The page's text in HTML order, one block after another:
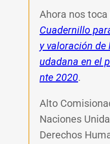
Ahora nos
Cuadernillo
y valoración
udadana en el
nte 2020.
Alto
Naciones
Derechos